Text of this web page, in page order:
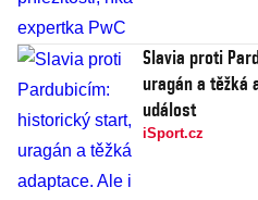
Slavia proti
uragán a těžká
událost
iSport.cz